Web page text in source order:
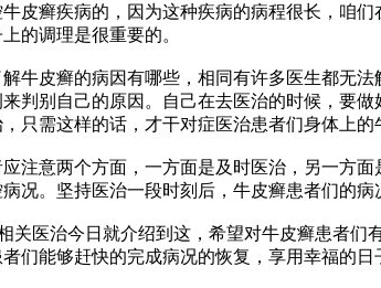
癣疾病的，因为这种疾病的病程很长，咱
的调理是很重要的。
皮癣的病因有哪些，相同有许多医生都无
判别自己的原因。自己在去医治的时候，要
只需这样的话，才干对症医治患者们身体上的
意两个方面，一方面是及时医治，另一方
况。坚持医治一段时刻后，牛皮癣患者们的病
医治今日就介绍到这，希望对牛皮癣患者们
们能够赶快的完成病况的恢复，享用幸福的日